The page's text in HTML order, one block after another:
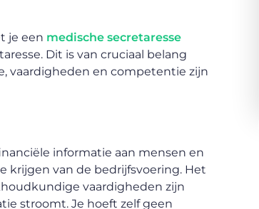
je een medische secretaresse
Dit is van cruciaal belang
vaardigheden en competentie zijn
informatie aan mensen en
krijgen van de bedrijfsvoering. Het
vaardigheden zijn
stroomt. Je hoeft zelf geen